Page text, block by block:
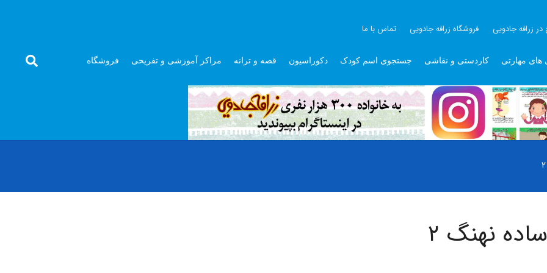
در زرافه جادویی فروشگاه زرافه جادویی تماس با ما
های مهارتی کاردستی و نقاشی جستجوی اسم کودک دکوراسیون قصه و ترانه مراکز آموزشی و تفریحی فروشگاه
نهنگ ۲